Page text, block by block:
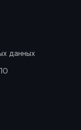
данных